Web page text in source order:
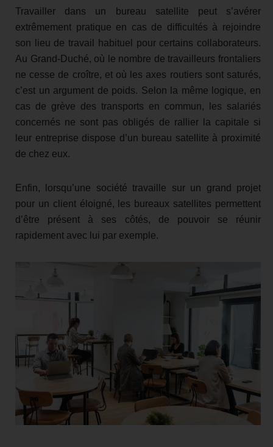
Travailler dans un bureau satellite peut s’avérer
extrêmement pratique en cas de difficultés à rejoindre
son lieu de travail habituel pour certains collaborateurs.
Au Grand-Duché, où le nombre de travailleurs frontaliers
ne cesse de croître, et où les axes routiers sont saturés,
c’est un argument de poids. Selon la même logique, en
cas de grève des transports en commun, les salariés
concernés ne sont pas obligés de rallier la capitale si
leur entreprise dispose d’un bureau satellite à proximité
de chez eux.
Enfin, lorsqu’une société travaille sur un grand projet
pour un client éloigné, les bureaux satellites permettent
d’être présent à ses côtés, de pouvoir se réunir
rapidement avec lui par exemple.